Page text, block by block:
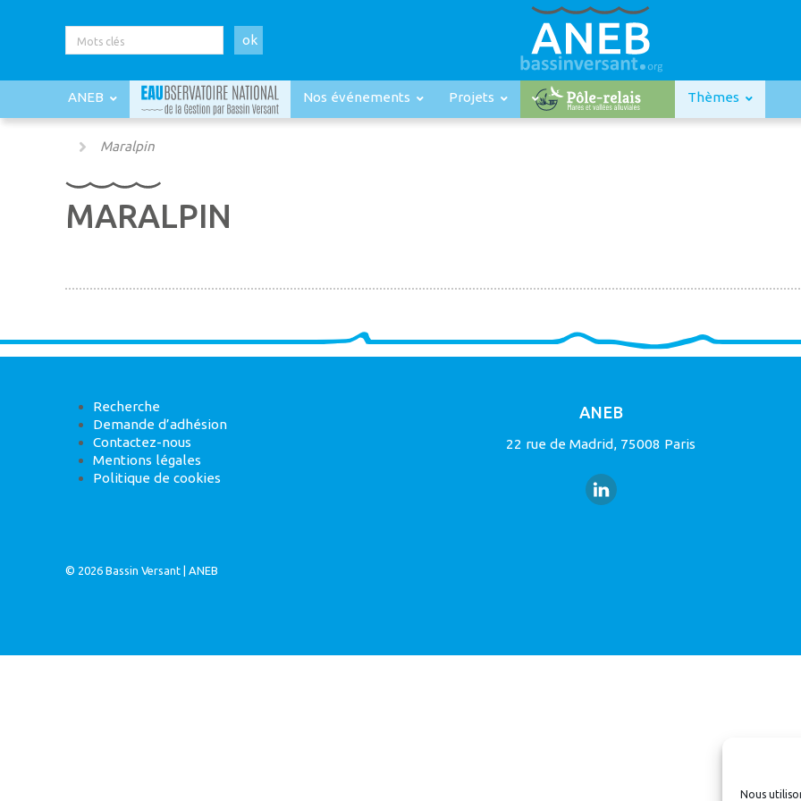
Nous
ok
ANEB Nos événements Projets Thèmes
Maralpin
MARALPIN
Recherche
Demande d’adhésion
Contactez-nous
Mentions légales
Politique de cookies
ANEB
22 rue de Madrid, 75008 Paris
© 2026Bassin Versant |ANEB